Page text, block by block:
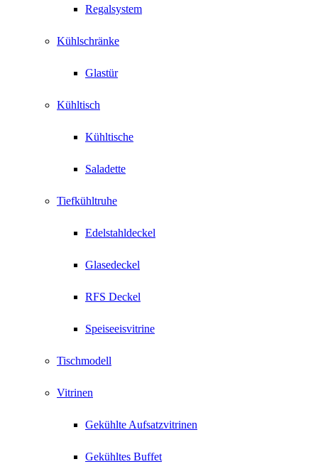
Regalsystem
Kühlschränke
Glastür
Kühltisch
Kühltische
Saladette
Tiefkühltruhe
Edelstahldeckel
Glasedeckel
RFS Deckel
Speiseeisvitrine
Tischmodell
Vitrinen
Gekühlte Aufsatzvitrinen
Gekühltes Buffet